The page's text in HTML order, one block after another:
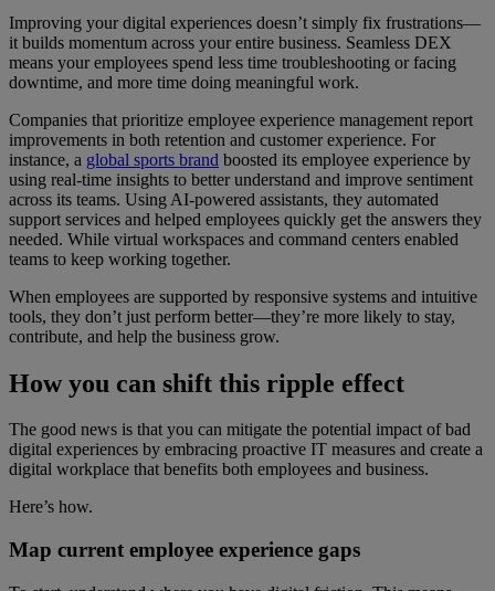
Improving your digital experiences doesn’t simply fix frustrations—
it builds momentum across your entire business. Seamless DEX
means your employees spend less time troubleshooting or facing
downtime, and more time doing meaningful work.
Companies that prioritize employee experience management report
improvements in both retention and customer experience. For
instance, a global sports brand boosted its employee experience by
using real-time insights to better understand and improve sentiment
across its teams. Using AI-powered assistants, they automated
support services and helped employees quickly get the answers they
needed. While virtual workspaces and command centers enabled
teams to keep working together.
When employees are supported by responsive systems and intuitive
tools, they don’t just perform better—they’re more likely to stay,
contribute, and help the business grow.
How you can shift this ripple effect
The good news is that you can mitigate the potential impact of bad
digital experiences by embracing proactive IT measures and create a
digital workplace that benefits both employees and business.
Here’s how.
Map current employee experience gaps